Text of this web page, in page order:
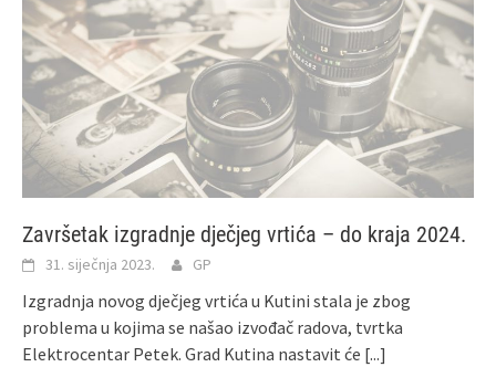
Završetak izgradnje dječjeg vrtića – do kraja 2024.
31. siječnja 2023. GP
Izgradnja novog dječjeg vrtića u Kutini stala je zbog
problema u kojima se našao izvođač radova, tvrtka
Elektrocentar Petek. Grad Kutina nastavit će [...]